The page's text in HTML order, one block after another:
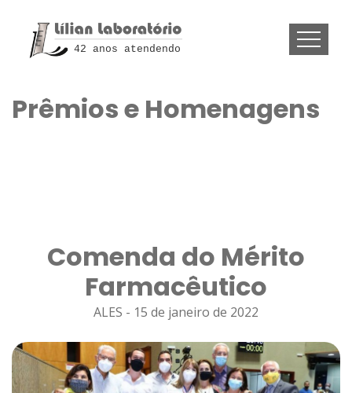
42 anos atendendo
Prêmios e Homenagens
Comenda do Mérito
Farmacêutico
ALES - 15 de janeiro de 2022